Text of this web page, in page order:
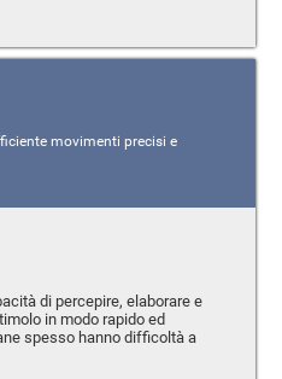
movimenti precisi e
di percepire, elaborare e
in modo rapido ed
spesso hanno difficoltà a